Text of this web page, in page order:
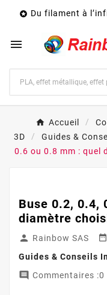
 Du filament à

Accueil
3D
Guides &
0.6 ou 0.8 mm : quel
Buse 0.2, 0.4,
diamètre
 Rainbow SAS 
Guides & Conseils
 Commentaires :0